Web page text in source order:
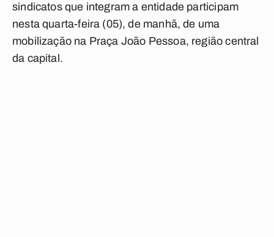
sindicatos que integram a entidade participam
nesta quarta-feira (05), de manhã, de uma
mobilização na Praça João Pessoa, região central
da capital.